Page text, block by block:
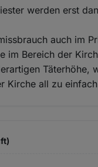
werden erst
auch im
im Bereich der
Täterhöhe,
Kirche all zu